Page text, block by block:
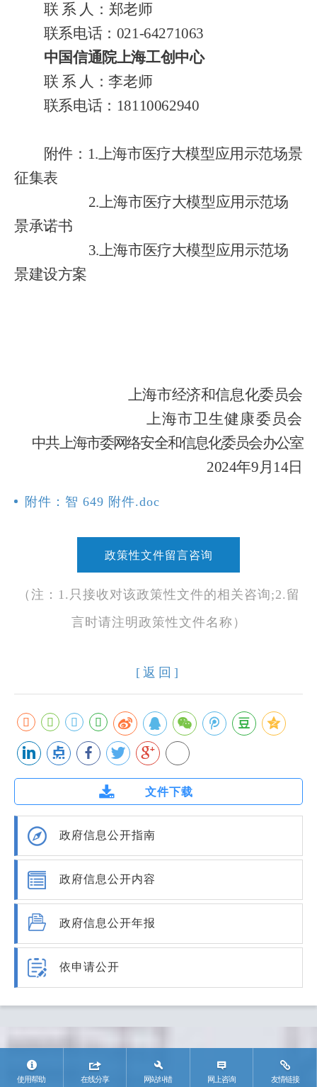
联 系 人： 郑老师
联系电话： 021-64271063
中国信通院上海工创中心
联 系 人：李老师
联系电话： 18110062940
附件： 1.上海市医疗大模型应用示范场景
征集表
2.上海市医疗大模型应用示范场
景承诺书
3.上海市医疗大模型应用示范场
景建设方案
上海市经济和信息化委员会
上海市卫生健康委员会
中共上海市委网络安全和信息化委员会办公室
2024年9月14日
附件：智 649 附件.doc
政策性文件留言咨询
（注：1.只接收对该政策性文件的相关咨询;2.留
言时请注明政策性文件名称）
[返回]
文件下载
政府信息公开指南
政府信息公开内容
政府信息公开年报
依申请公开
使用帮助 在线分享 网站纠错 网上咨询 友情链接